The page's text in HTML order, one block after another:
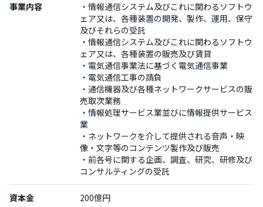
事業内容
・情報通信システム及びこれに関わるソフトウ
ェア又は、各種装置の開発、製作、運用、保守
及びそれらの受託
・情報通信システム及びこれに関わるソフトウ
ェア又は、各種装置の販売及び賃貸
・電気通信事業法に基づく電気通信事業
・電気通信工事の請負
・通信機器及び各種ネットワークサービスの販
売取次業務
・情報処理サービス業並びに情報提供サービス
業
・ネットワークを介して提供される音声・映
像・文字等のコンテンツ製作及び販売
・前各号に関する企画、調査、研究、研修及び
コンサルティングの受託
資本金 200億円